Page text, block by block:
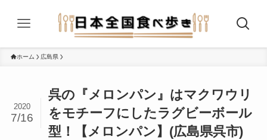
ホーム 広島県
呉の『メロンパン』はマクワウリ
をモチーフにしたラグビーボール
型！【メロンパン】(広島県呉市)
2020
7/16